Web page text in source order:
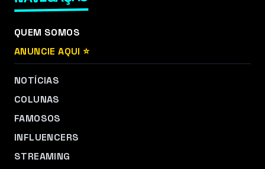
QUEM SOMOS
ANUNCIE AQUI ⭐
NOTÍCIAS
COLUNAS
FAMOSOS
INFLUENCERS
STREAMING